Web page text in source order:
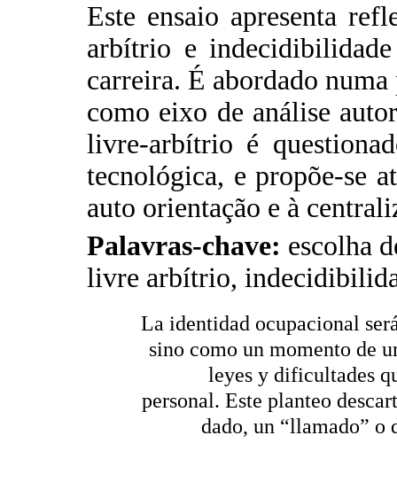
Este ensaio apresenta
arbítrio e
carreira. É abordado
como eixo de análise
livre-arbítrio é
tecnológica, e propõe-se
auto orientação e à
Palavras-chave: escolha
livre arbítrio,
La identidad ocupacional
sino como un momento de
leyes y dificultades
personal. Este planteo
dado, un “llamado” o